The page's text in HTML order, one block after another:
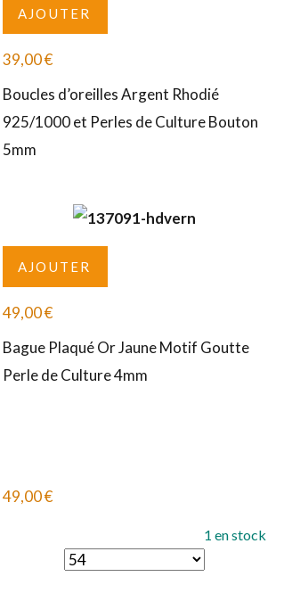
AJOUTER
39,00€
Boucles d’oreilles Argent Rhodié
925/1000 et Perles de Culture Bouton
5mm
AJOUTER
49,00€
Bague Plaqué Or Jaune Motif Goutte
Perle de Culture 4mm
49,00€
1 en stock